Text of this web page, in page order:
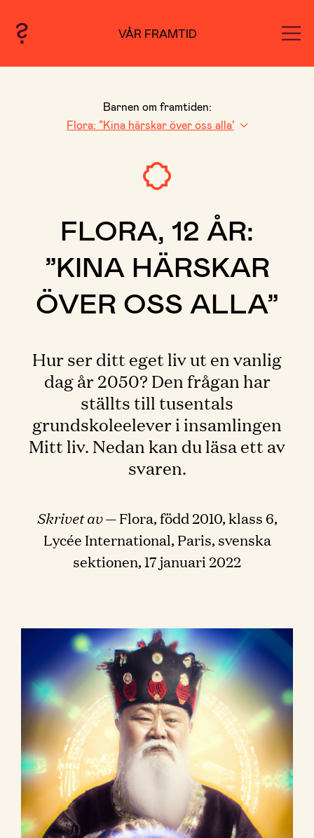
VÅR FRAMTID
Barnen om framtiden:
FLORA, 12 ÅR:
”KINA HÄRSKAR
ÖVER OSS ALLA”
Hur ser ditt eget liv ut en vanlig
dag år 2050? Den frågan har
ställts till tusentals
grundskoleelever i insamlingen
Mitt liv. Nedan kan du läsa ett av
svaren.
Skrivet av— Flora, född 2010, klass 6,
Lycée International, Paris, svenska
sektionen, 17 januari 2022